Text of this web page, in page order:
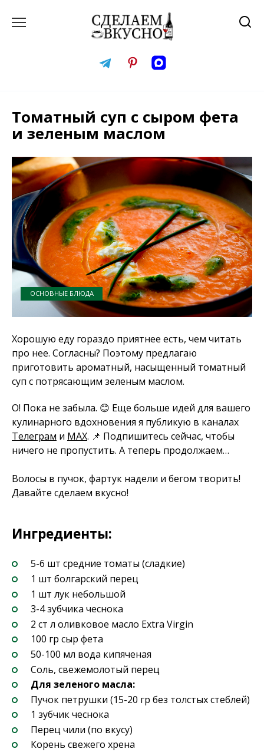
Томатный суп с сыром фета
и зеленым маслом
ОСНОВНЫЕ БЛЮДА
Хорошую еду гораздо приятнее есть, чем читать
про нее. Согласны? Поэтому предлагаю
приготовить ароматный, насыщенный томатный
суп с потрясающим зеленым маслом.
О! Пока не забыла. 😊 Еще больше идей для вашего
кулинарного вдохновения я публикую в каналах
Телеграм и MAX. 📌 Подпишитесь сейчас, чтобы
ничего не пропустить. А теперь продолжаем…
Волосы в пучок, фартук надели и бегом творить!
Давайте сделаем вкусно!
Ингредиенты:
5-6 шт средние томаты (сладкие)
1 шт болгарский перец
1 шт лук небольшой
3-4 зубчика чеснока
2 ст л оливковое масло Extra Virgin
100 гр сыр фета
50-100 мл вода кипяченая
Соль, свежемолотый перец
Для зеленого масла:
Пучок петрушки (15-20 гр без толстых стеблей)
1 зубчик чеснока
Перец чили (по вкусу)
Корень свежего хрена